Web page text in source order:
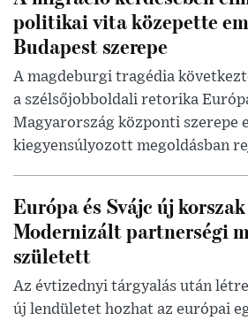
politikai vita közepette
Budapest szerepe
A magdeburgi tragédia
a szélsőjobboldali retorika
Magyarország központi szerepe
kiegyensúlyozott megoldásban
Európa és Svájc új
Modernizált partnerségi
született
Az évtizednyi tárgyalás után
új lendületet hozhat az európai